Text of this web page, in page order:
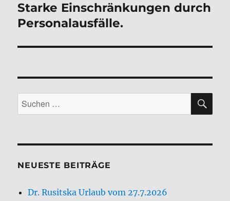
Nächster
Beitrag:
Starke Einschränkungen durch
Personalausfälle.
Suchen
nach:
NEUESTE BEITRÄGE
Dr. Rusitska Urlaub vom 27.7.2026